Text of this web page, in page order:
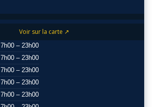
Voir sur la carte ↗
7h00 – 23h00
7h00 – 23h00
7h00 – 23h00
7h00 – 23h00
7h00 – 23h00